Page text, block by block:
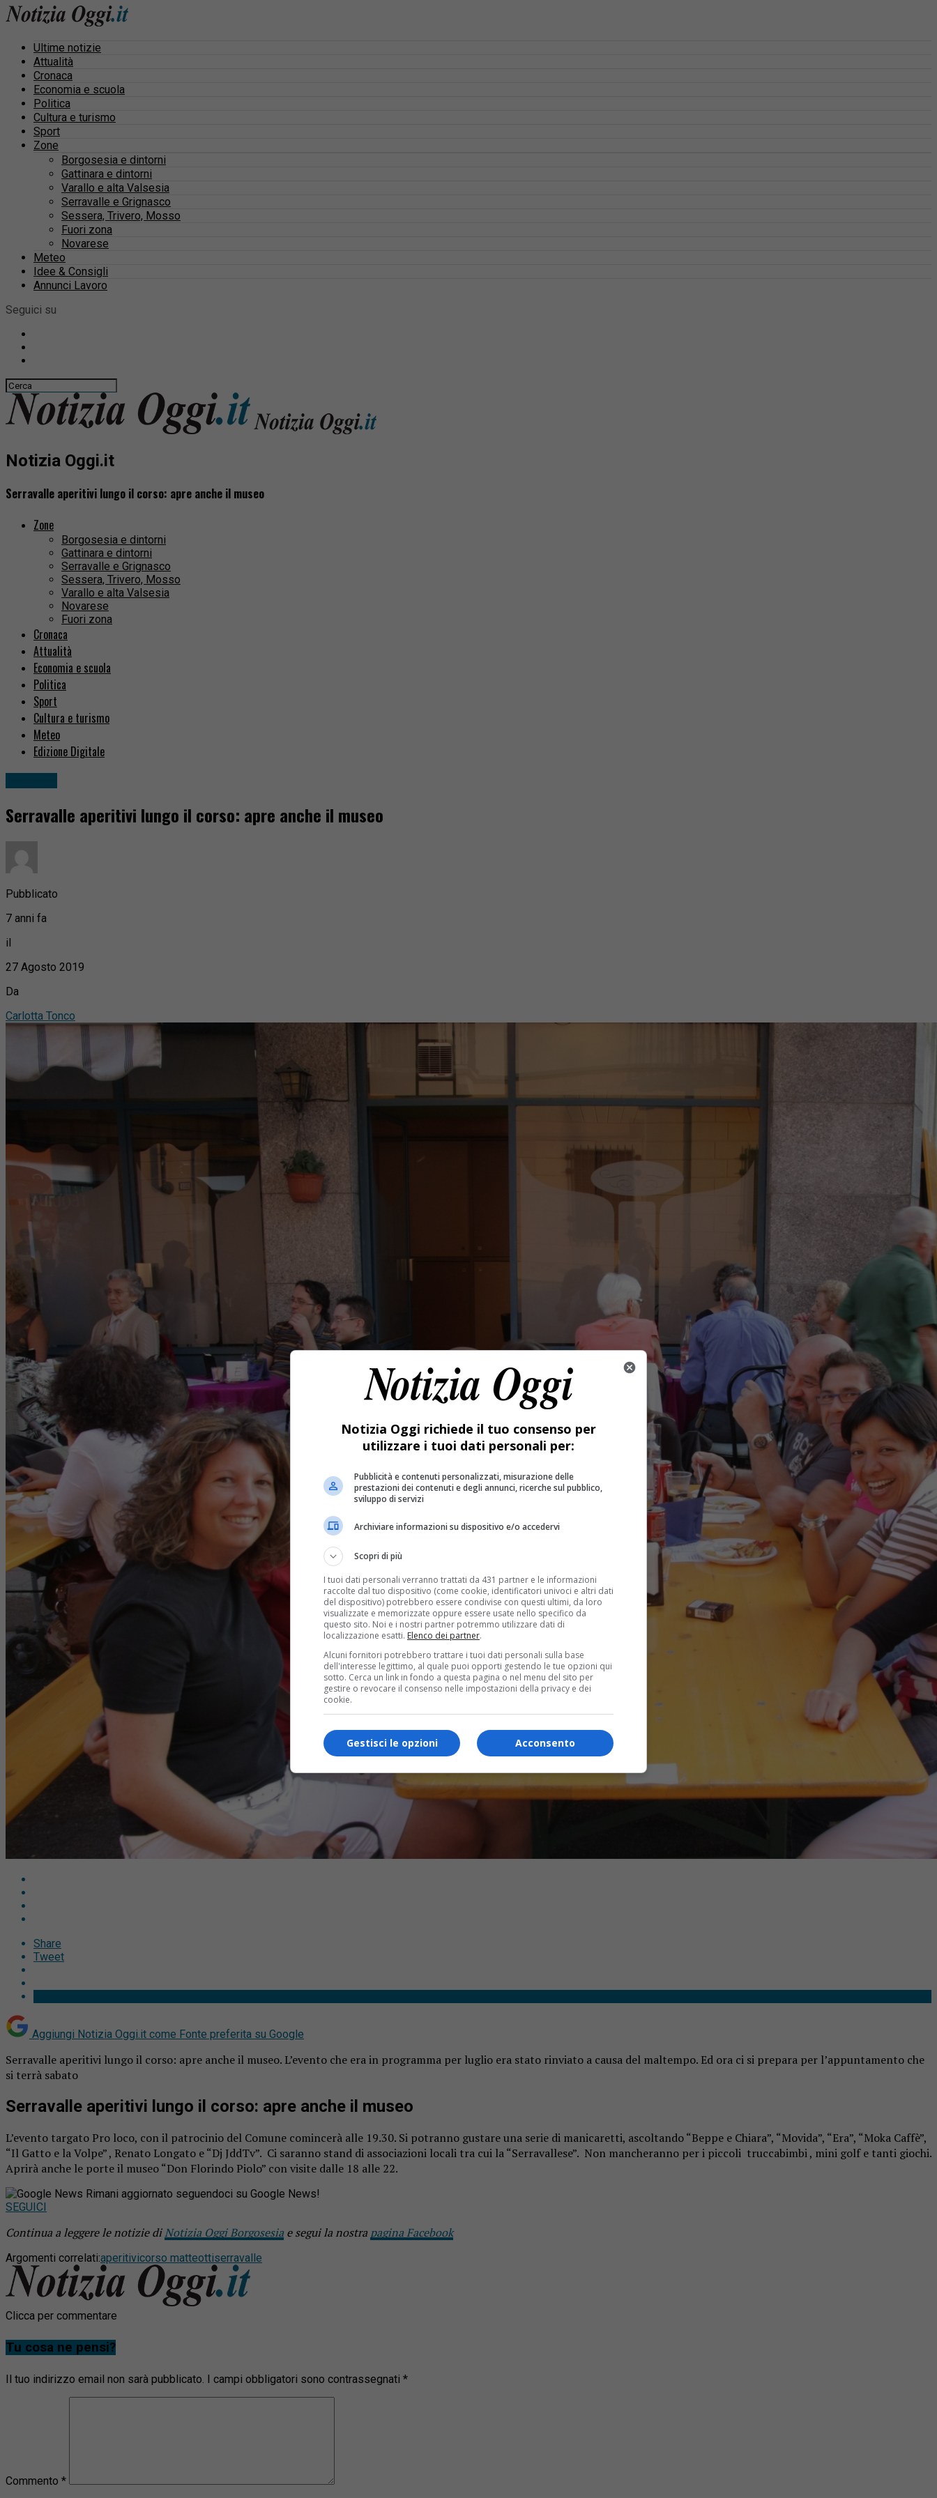
Ultime notizie
Attualità
Cronaca
Economia e scuola
Politica
Cultura e turismo
Sport
Zone
Borgosesia e dintorni
Gattinara e dintorni
Varallo e alta Valsesia
Serravalle e Grignasco
Sessera, Trivero, Mosso
Fuori zona
Novarese
Meteo
Idee & Consigli
Annunci Lavoro
Seguici su
Notizia Oggi.it
Serravalle aperitivi lungo il corso: apre anche il museo
Zone
Borgosesia e dintorni
Gattinara e dintorni
Serravalle e Grignasco
Sessera, Trivero, Mosso
Varallo e alta Valsesia
Novarese
Fuori zona
Cronaca
Attualità
Economia e scuola
Politica
Sport
Cultura e turismo
Meteo
Edizione Digitale
Serravalle aperitivi lungo il corso: apre anche il museo
Pubblicato
7 anni fa
il
27 Agosto 2019
Da
Carlotta Tonco
Share
Tweet
Aggiungi Notizia Oggi.it come Fonte preferita su Google
Serravalle aperitivi lungo il corso: apre anche il museo. L’evento che era in programma per luglio era stato rinviato a causa del maltempo. Ed ora ci si prepara per l’appuntamento che
si terrà sabato
Serravalle aperitivi lungo il corso: apre anche il museo
L’evento targato Pro loco, con il patrocinio del Comune comincerà alle 19.30. Si potranno gustare una serie di manicaretti, ascoltando “Beppe e Chiara”, “Movida”, “Era”, “Moka Caffè”,
“Il Gatto e la Volpe” , Renato Longato e “Dj JddTv”. Ci saranno stand di associazioni locali tra cui la “Serravallese”. Non mancheranno per i piccoli truccabimbi , mini golf e tanti giochi.
Aprirà anche le porte il museo “Don Florindo Piolo” con visite dalle 18 alle 22.
Rimani aggiornato seguendoci su Google News!
SEGUICI
Continua a leggere le notizie diNotizia Oggi Borgosesia e segui la nostra pagina Facebook
Argomenti correlati:aperitivicorso matteottiserravalle
Clicca per commentare
Tu cosa ne pensi?
Il tuo indirizzo email non sarà pubblicato. I campi obbligatori sono contrassegnati *
Commento *
Notizia Oggi richiede il tuo consenso per
utilizzare i tuoi dati personali per:
Pubblicità e contenuti personalizzati, misurazione delle
prestazioni dei contenuti e degli annunci, ricerche sul pubblico,
sviluppo di servizi
Archiviare informazioni su dispositivo e/o accedervi
Scopri di più
I tuoi dati personali verranno trattati da 431 partner e le informazioni
raccolte dal tuo dispositivo (come cookie, identificatori univoci e altri dati
del dispositivo) potrebbero essere condivise con questi ultimi, da loro
visualizzate e memorizzate oppure essere usate nello specifico da
questo sito. Noi e i nostri partner potremmo utilizzare dati di
localizzazione esatti. Elenco dei partner.
Alcuni fornitori potrebbero trattare i tuoi dati personali sulla base
dell'interesse legittimo, al quale puoi opporti gestendo le tue opzioni qui
sotto. Cerca un link in fondo a questa pagina o nel menu del sito per
gestire o revocare il consenso nelle impostazioni della privacy e dei
cookie.
Acconsento
Gestisci le opzioni